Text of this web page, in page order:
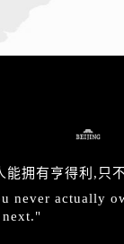
山西省临汾市
山西省吕梁市
山西省朔州市
山西省忻州市
能拥有亨得利,只
never actually
next."